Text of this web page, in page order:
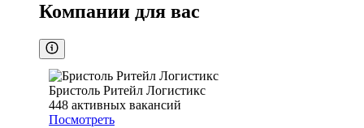
Компании для вас
Бристоль Ритейл Логистикс
448 активных вакансий
Посмотреть